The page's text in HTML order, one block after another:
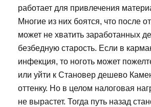
работает для привлечения
Многие из них боятся, что после
может не хватить заработанных
безбедную старость. Если в
инфекция, то ноготь может
или уйти к Становер дешево
оттенку. Но в целом налоговая
не вырастет. Тогда путь назад